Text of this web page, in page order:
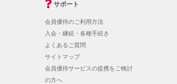
サポート
会員優待のご利用方法
入会・継続・各種手続き
よくあるご質問
サイトマップ
会員優待サービスの提携をご検討
の方へ